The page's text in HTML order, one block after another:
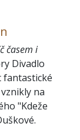
časem i
Divadlo
fantastické
na
"Kdeže